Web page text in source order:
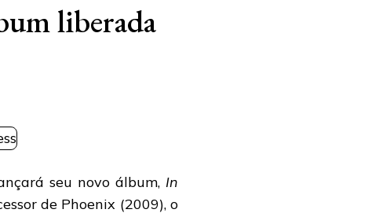
liberada
seu novo álbum, In
de Phoenix (2009), o